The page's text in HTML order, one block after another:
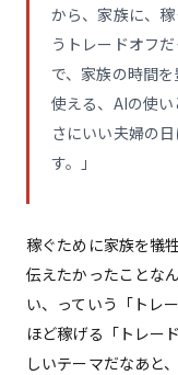
から、家族に、
うトレードオフ
で、家族の時間
使える、AIの使
さにいい夫婦の
す。」
稼ぐために家族を犠
伝えたかったことな
い、っていう「トレ
ほど稼げる「トレー
しいテーマだなあと